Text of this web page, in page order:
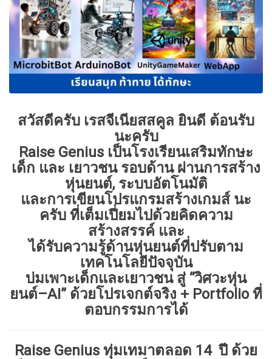
สวัสดีครับ เรสจีเนียสสคูล ยินดี ต้อนรับ
นะครับ
Raise Genius เป็นโรงเรียนเสริมทักษะ
เด็ก และ เยาวชน รอบด้าน ผ่านการสร้าง
หุ่นยนต์, ระบบอัตโนมัติ
และการเขียนโปรแกรมสร้างเกมส์ นะ
ครับ ที่เต็มเปี่ยมไปด้วยคิดความ
สร้างสรรค์ และ
ได้รับความรู้ด้านหุ่นยนต์ที่ปรับตาม
เทคโนโลยีปัจจุบัน
บ่มเพาะเด็กและเยาวชน สู่ “วิศวะหุ่น
ยนต์–AI” ด้วยโปรเจกต์จริง + Portfolio ที่
ตอบกรรมการได้
Raise Genius ทุ่มเทมาตลอด 14 ปี ด้วย